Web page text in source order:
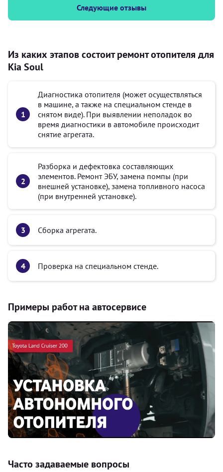
Следующие отзывы
Из каких этапов состоит ремонт отопителя для
Kia Soul
Диагностика отопителя (может осуществляться
в машине, а также на специальном стенде в
снятом виде). При выявлении неполадок во
время диагностики в автомобиле происходит
снятие агрегата.
Разборка и дефектовка составляющих
элементов. Ремонт ЭБУ, замена помпы (при
внешней установке), замена топливного насоса
(при внутренней установке).
Сборка агрегата.
Проверка на специальном стенде.
Примеры работ на автосервисе
Часто задаваемые вопросы